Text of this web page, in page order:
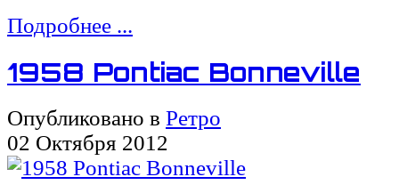
Подробнее ...
1958 Pontiac Bonneville
Опубликовано в Ретро
02 Октября 2012